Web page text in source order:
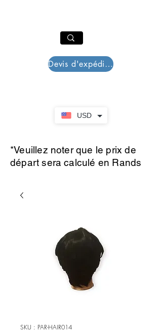
USD
Devis d'expédition
*Veuillez noter que le prix de
départ sera calculé en Rands
SKU : PAR-HAIR014